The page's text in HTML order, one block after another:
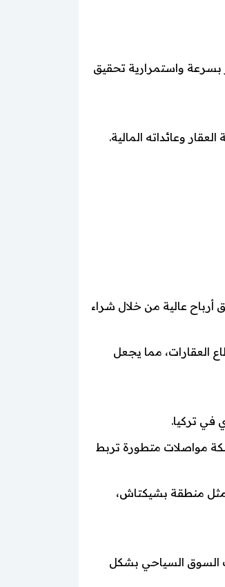
بسرعة واستمرارية تحقيق
وعائداته المالية.
عالية من خلال شراء
العقارات، مما يجعل
في تركيا.
مواصلات متطورة تربط
منطقة بشيكتاش،
السوق السياحي بشكل